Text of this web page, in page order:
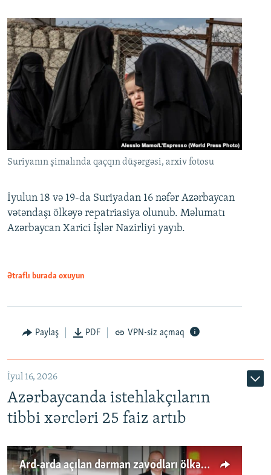
Suriyanın şimalında qaçqın düşərgəsi, arxiv fotosu
İyulun 18 və 19-da Suriyadan 16 nəfər Azərbaycan
vətəndaşı ölkəyə repatriasiya olunub. Məlumatı
Azərbaycan Xarici İşlər Nazirliyi yayıb.
Ətraflı burada oxuyun
Paylaş PDF VPN-siz açmaq
İyul 16, 2026
Azərbaycanda istehlakçıların
tibbi xərcləri 25 faiz artıb
Ard-arda açılan dərman zavodları ölkənin tələbatını ödəyirmi?